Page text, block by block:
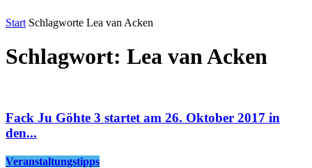
Start Schlagworte Lea van Acken
Schlagwort: Lea van Acken
Fack Ju Göhte 3 startet am 26. Oktober 2017 in
den...
Veranstaltungstipps